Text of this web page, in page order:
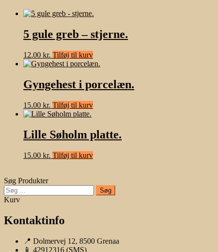
5 gule greb – stjerne.
12.00 kr. Tilføj til kurv
Gyngehest i porcelæn.
15.00 kr. Tilføj til kurv
Lille Søholm platte.
15.00 kr. Tilføj til kurv
Søg Produkter
Søg
efter:
Kurv
Kontaktinfo
📍 Dolmervej 12, 8500 Grenaa
📱 42912316 (SMS)